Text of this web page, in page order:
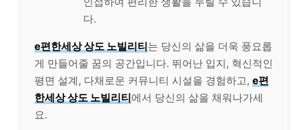
다.
e편한세상 상도 노빌리티는 당신의 삶을 더욱 풍요롭
게 만들어줄 꿈의 공간입니다. 뛰어난 입지, 혁신적인
평면 설계, 다채로운 커뮤니티 시설을 경험하고, e편
한세상 상도 노빌리티에서 당신의 삶을 채워나가세
요.